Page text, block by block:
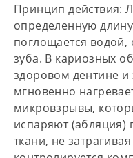
Принцип действия:
определенную
поглощается водой,
зуба. В кариозных
здоровом дентине и
мгновенно
микровзрывы,
испаряют
ткани, не